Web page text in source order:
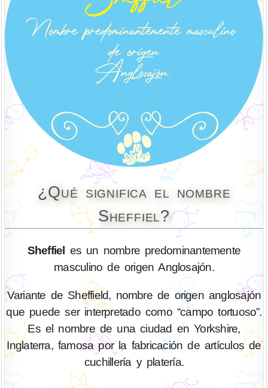
¿Qué significa el nombre
Sheffiel?
Sheffiel
es un nombre predominantemente
masculino de origen Anglosajón.
Variante de Sheffield, nombre de origen anglosajón
que puede ser interpretado como “campo tortuoso”.
Es el nombre de una ciudad en Yorkshire,
Inglaterra, famosa por la fabricación de artículos de
cuchillería y platería.